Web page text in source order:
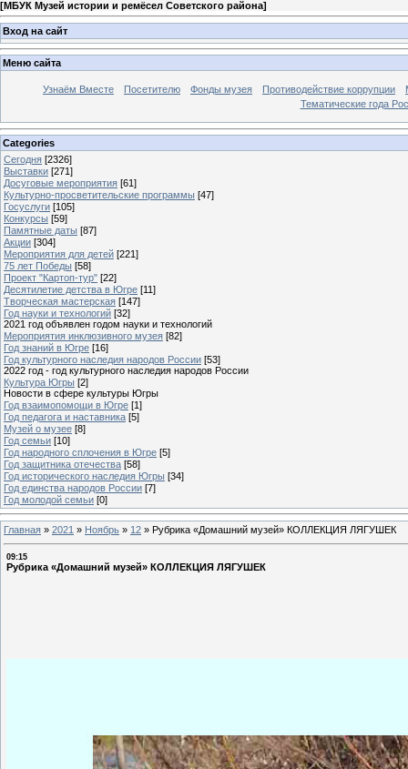
[МБУК Музей истории и ремёсел Советского района]
Вход на сайт
Меню сайта
Узнаём Вместе Посетителю Фонды музея Противодействие коррупции
Тематические года
Categories
Сегодня [2326]
Выставки [271]
Досуговые мероприятия [61]
Культурно-просветительские программы [47]
Госуслуги [105]
Конкурсы [59]
Памятные даты [87]
Акции [304]
Мероприятия для детей [221]
75 лет Победы [58]
Проект "Картоп-тур" [22]
Десятилетие детства в Югре [11]
Творческая мастерская [147]
Год науки и технологий [32]
2021 год объявлен годом науки и технологий
Мероприятия инклюзивного музея [82]
Год знаний в Югре [16]
Год культурного наследия народов России [53]
2022 год - год культурного наследия народов России
Культура Югры [2]
Новости в сфере культуры Югры
Год взаимопомощи в Югре [1]
Год педагога и наставника [5]
Музей о музее [8]
Год семьи [10]
Год народного сплочения в Югре [5]
Год защитника отечества [58]
Год исторического наследия Югры [34]
Год единства народов России [7]
Год молодой семьи [0]
Главная » 2021 » Ноябрь » 12 » Рубрика «Домашний музей» КОЛЛЕКЦИЯ ЛЯГУШЕК
09:15
Рубрика «Домашний музей» КОЛЛЕКЦИЯ ЛЯГУШЕК